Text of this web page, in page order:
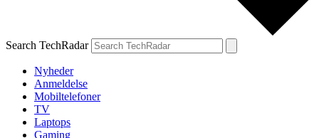
Search TechRadar
Nyheder
Anmeldelse
Mobiltelefoner
TV
Laptops
Gaming